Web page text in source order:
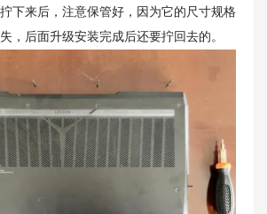
来后，注意保管好，因为它的尺寸规格
，后面升级安装完成后还要拧回去的。